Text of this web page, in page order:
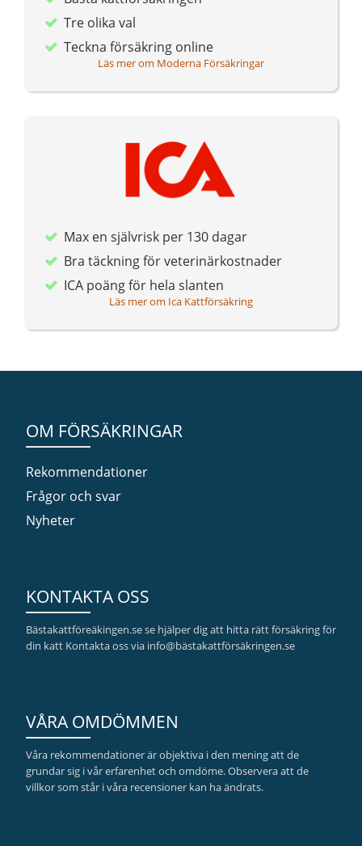
Tre olika val
Teckna försäkring online
Läs mer om Moderna Försäkringar
Max en självrisk per 130 dagar
Bra täckning för veterinärkostnader
ICA poäng för hela slanten
Läs mer om Ica Kattförsäkring
OM FÖRSÄKRINGAR
Rekommendationer
Frågor och svar
Nyheter
KONTAKTA OSS
Bästakattföreäkingen.se se hjälper dig att hitta rätt försäkring för
din katt Kontakta oss via info@bästakattförsäkringen.se
VÅRA OMDÖMMEN
Våra rekommendationer är objektiva i den mening att de
grundar sig i vår erfarenhet och omdöme. Observera att de
villkor som står i våra recensioner kan ha ändrats.